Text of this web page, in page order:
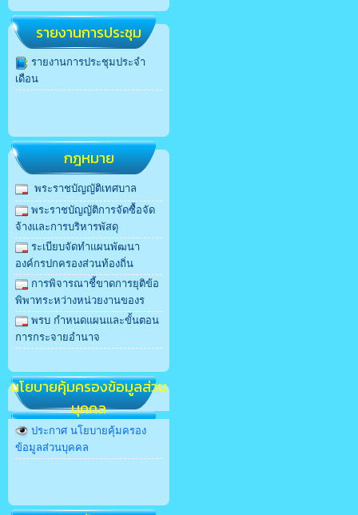
รายงานการประชุม
รายงานการประชุมประจำ
เดือน
กฎหมาย
พระราชบัญญัติเทศบาล
พระราชบัญญัติการจัดซื้อจัด
จ้างและการบริหารพัสดุ
ระเบียบจัดทำแผนพัฒนา
องค์กรปกครองส่วนท้องถิ่น
การพิจารณาชี้ขาดการยุติข้อ
พิพาทระหว่างหน่วยงานของร
พรบ กําหนดแผนและขั้นตอน
การกระจายอํานาจ
นโยบายคุ้มครองข้อมูลส่วน
บุคคล
ประกาศ นโยบายคุ้มครอง
ข้อมูลส่วนบุคคล